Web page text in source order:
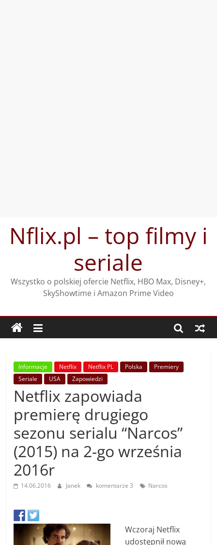
treściNflix.pl – top filmy i
seriale
Wszystko o polskiej ofercie Netflix, HBO Max, Disney+,
SkyShowtime i Amazon Prime Video
Informacje Netflix Netflix PL Polska
Premiery
Seriale
USA Zapowiedzi
Netflix zapowiada
premierę drugiego
sezonu serialu “Narcos”
(2015) na 2-go września
2016r
14.06.2016 Janek komentarze 3 Narcos
Wczoraj Netflix
udostępnił nową